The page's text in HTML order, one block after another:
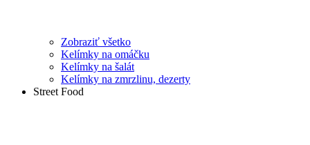
Zobraziť všetko
Kelímky na omáčku
Kelímky na šalát
Kelímky na zmrzlinu, dezerty
Street Food